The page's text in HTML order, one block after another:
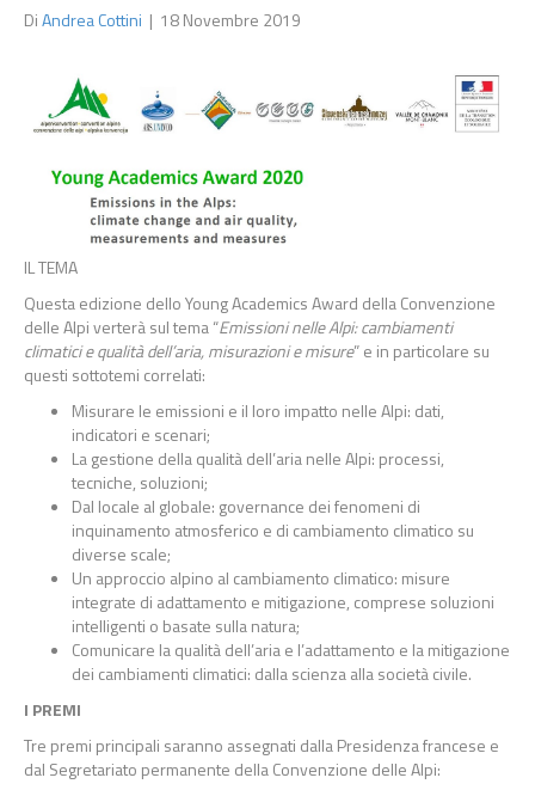
DiAndrea Cottini | 18 Novembre 2019
IL TEMA
Questa edizione dello Young Academics Award della Convenzione
delle Alpi verterà sul tema “Emissioni nelle Alpi: cambiamenti
climatici e qualità dell’aria, misurazioni e misure” e in particolare su
questi sottotemi correlati:
Misurare le emissioni e il loro impatto nelle Alpi: dati,
indicatori e scenari;
La gestione della qualità dell’aria nelle Alpi: processi,
tecniche, soluzioni;
Dal locale al globale: governance dei fenomeni di
inquinamento atmosferico e di cambiamento climatico su
diverse scale;
Un approccio alpino al cambiamento climatico: misure
integrate di adattamento e mitigazione, comprese soluzioni
intelligenti o basate sulla natura;
Comunicare la qualità dell’aria e l’adattamento e la mitigazione
dei cambiamenti climatici: dalla scienza alla società civile.
I PREMI
Tre premi principali saranno assegnati dalla Presidenza francese e
dal Segretariato permanente della Convenzione delle Alpi: